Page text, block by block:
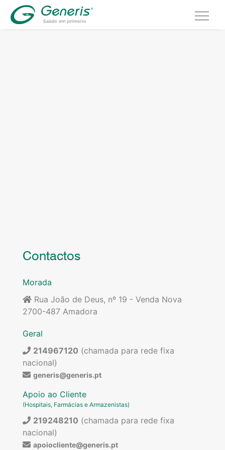
Contactos
Morada
Rua João de Deus, nº 19 - Venda Nova
2700-487 Amadora
Geral
214967120 (chamada para rede fixa
nacional)
generis@generis.pt
Apoio ao Cliente
(Hospitais, Farmácias e Armazenistas)
219248210 (chamada para rede fixa
nacional)
apoiocliente@generis.pt